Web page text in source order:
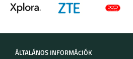
ÁLTALÁNOS INFORMÁCIÓK